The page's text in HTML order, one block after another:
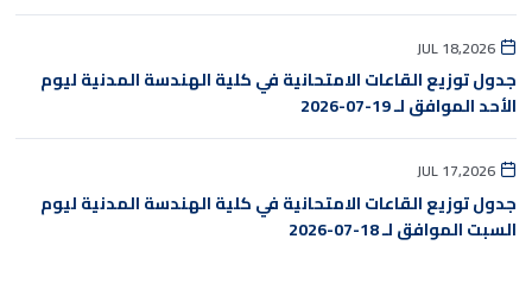
JUL 18,2026
جدول توزيع القاعات الامتحانية في كلية الهندسة المدنية ليوم
الأحد الموافق لـ 19-07-2026
JUL 17,2026
جدول توزيع القاعات الامتحانية في كلية الهندسة المدنية ليوم
السبت الموافق لـ 18-07-2026